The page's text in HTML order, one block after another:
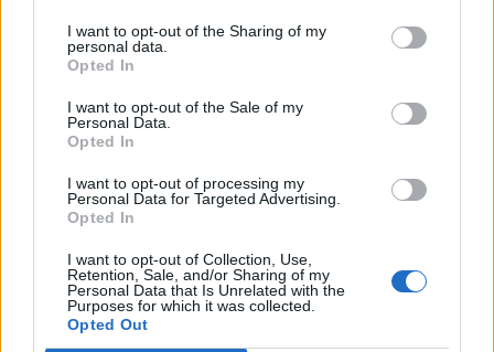
I want to opt-out of the Sharing of my
personal data.
Opted In
I want to opt-out of the Sale of my
Personal Data.
Opted In
I want to opt-out of processing my
Personal Data for Targeted Advertising.
Opted In
I want to opt-out of Collection, Use,
Retention, Sale, and/or Sharing of my
Personal Data that Is Unrelated with the
Purposes for which it was collected.
Opted Out
PHARMA NEWS 03/03/2025 - 09:39
σταδιακής απεξάρτησης από τη νικοτίνη
βρίσκεται σε ένα φυτό
ΤΕΛΕΥΤΑΙΑ ΝΕΑ